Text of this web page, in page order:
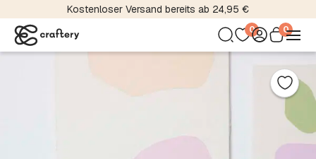
Kostenloser Versand bereits ab 24,95 €
0 0